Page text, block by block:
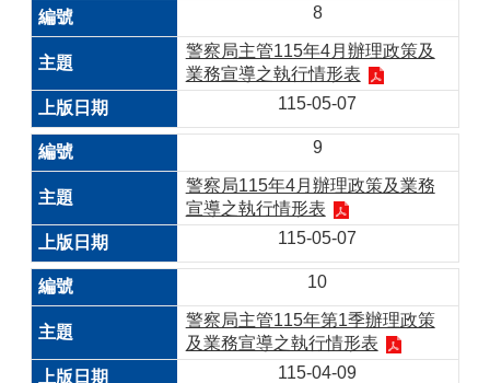
8
警察局主管115年4月辦理政策及
業務宣導之執行情形表
115-05-07
9
警察局115年4月辦理政策及業務
宣導之執行情形表
115-05-07
10
警察局主管115年第1季辦理政策
及業務宣導之執行情形表
115-04-09